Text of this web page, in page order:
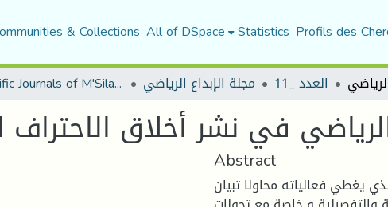
& Collections All of DSpace Statistics Profils des
Scientific Journals of M'Sila University مجلة الإبداع الرياضي العدد _11
في نشر أخلاق الاحتراف
Abstract
يغطي فعالياته محاولا تبيان